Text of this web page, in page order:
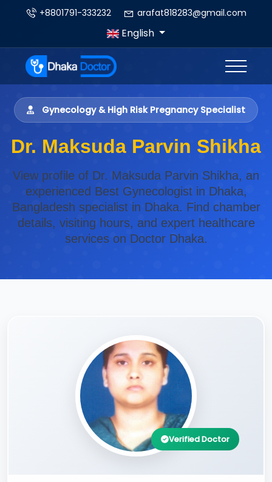
+8801791-333232 arafat818283@gmail.com
English
Gynecology & High Risk Pregnancy Specialist
Dr. Maksuda Parvin Shikha
View profile of Dr. Maksuda Parvin Shikha, an
experienced Best Gynecologist in Dhaka,
Bangladesh specialist in Dhaka. Find chamber
details, visiting hours, and expert healthcare
services on Doctor Dhaka.
Verified Doctor